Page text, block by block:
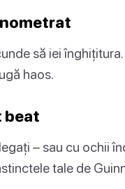
să iei
haos.
beat
– sau cu ochii
tale de